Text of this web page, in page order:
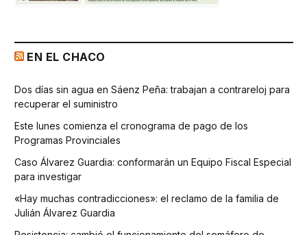
EN EL CHACO
Dos días sin agua en Sáenz Peña: trabajan a contrareloj para
recuperar el suministro
Este lunes comienza el cronograma de pago de los
Programas Provinciales
Caso Álvarez Guardia: conformarán un Equipo Fiscal Especial
para investigar
«Hay muchas contradicciones»: el reclamo de la familia de
Julián Álvarez Guardia